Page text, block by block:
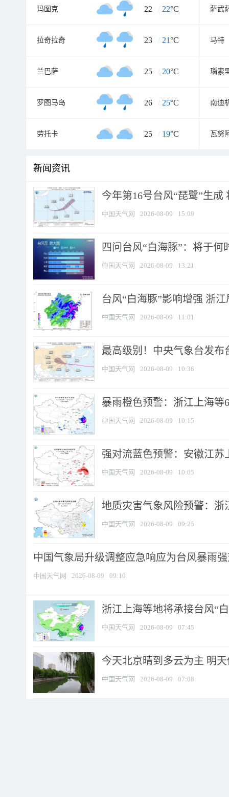
玛图克 22 / 22°C 萨武
拉奇拉奇 23 / 21°C 马特
兰巴萨 25 / 20°C 瑙索
罗图马岛 26 / 25°C 南迪
劳托卡 25 / 19°C 瓦努
新闻资讯
今年第16号台风“琵鹭”生
中国天气网 2026-08-09 15:09
四问台风“白海豚”：将于
中国天气网 2026-08-09 13:21
台风“白海豚”影响增强 浙
中国天气网 2026-08-09 11:01
最高级别！中央气象台发布
中国天气网 2026-08-09 10:36
暴雨橙色预警：浙江上海等
中国天气网 2026-08-09 10:15
强对流蓝色预警：安徽江苏
中国天气网 2026-08-09 10:05
地质灾害气象风险预警：浙
中国天气网 2026-08-09 09:25
中国气象局升级调整应急响应为台风暴雨
中国天气网 2026-08-09 09:10
浙江上海等地将承接台风“
中国天气网 2026-08-09 07:45
今天北京晴到多云为主 明
中国天气网 2026-08-09 07:08